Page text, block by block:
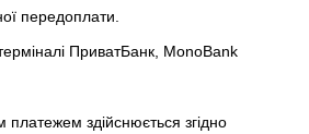
передоплати.
ПриватБанк, MonoBank
здійснюється згідно